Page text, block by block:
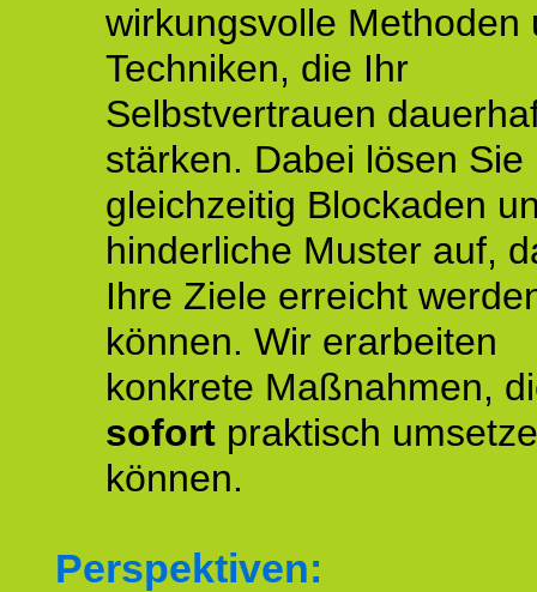
wirkungsvolle Methoden
Techniken, die Ihr
Selbstvertrauen
stärken. Dabei lösen Sie
gleichzeitig Blockaden
hinderliche Muster auf,
Ihre Ziele erreicht
können. Wir erarbeiten
konkrete Maßnahmen,
sofort praktisch
können.
Perspektiven: